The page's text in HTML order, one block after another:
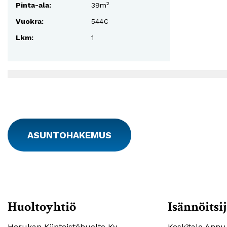
Pinta-ala: 39m2
Vuokra:
544€
Lkm:
1
ASUNTOHAKEMUS
Huoltoyhtiö